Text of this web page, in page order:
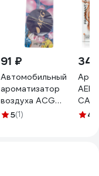
91 ₽
Автомобильный
ароматизатор
воздуха ACG
аромат бабл-гам
5(1)
АЕР
А 4.5